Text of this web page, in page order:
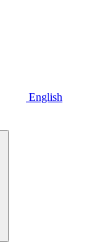
English